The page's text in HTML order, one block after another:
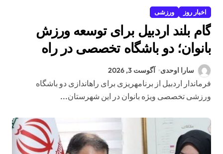
اخبار روز ورزشی
گام بلند اردبیل برای توسعه ورزش
بانوان؛ دو باشگاه تخصصی در راه
استسارا اوحدی آگوست 3, 2026
فرماندار اردبیل از برنامهریزی برای راهاندازی دو باشگاه
ورزشی تخصصی ویژه بانوان در این شهرستان...